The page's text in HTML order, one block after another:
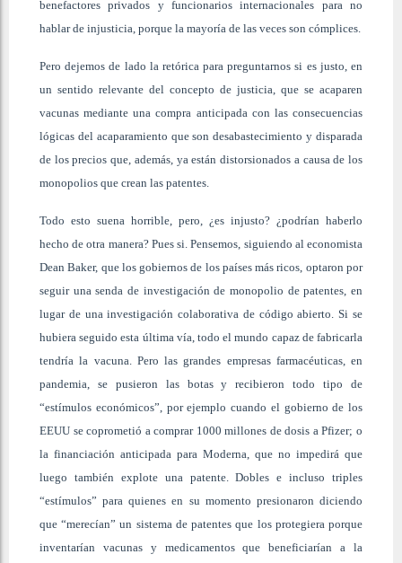
benefactores privados y funcionarios internacionales para no
hablar de injusticia, porque la mayoría de las veces son cómplices.
Pero dejemos de lado la retórica para preguntarnossi es justo, en
un sentido relevante del concepto de justicia, que se acaparen
vacunas mediante una compra anticipada con las consecuencias
lógicas del acaparamiento que son desabastecimiento y disparada
de los precios que, además, ya están distorsionados a causa de los
monopolios que crean las patentes.
Todo esto suena horrible, pero, ¿es injusto? ¿podrían haberlo
hecho de otra manera? Pues si. Pensemos, siguiendo al economista
Dean Baker, que los gobiernos de los países más ricos, optaron por
seguir una senda de investigación de monopolio de patentes, en
lugar de una investigación colaborativa de código abierto. Si se
hubiera seguido esta última vía, todo el mundo capaz de fabricarla
tendría la vacuna. Pero las grandes empresas farmacéuticas, en
pandemia, se pusieron las botas y recibieron todo tipo de
“estímulos económicos”, por ejemplo cuando el gobierno de los
EEUU se coprometió a comprar 1000 millones de dosis a Pfizer; o
la financiación anticipada para Moderna, que no impedirá que
luego también explote una patente. Dobles e incluso triples
“estímulos” para quienes en su momento presionaron diciendo
que “merecían” un sistema de patentes que los protegiera porque
inventarían vacunas y medicamentos que beneficiarían a la